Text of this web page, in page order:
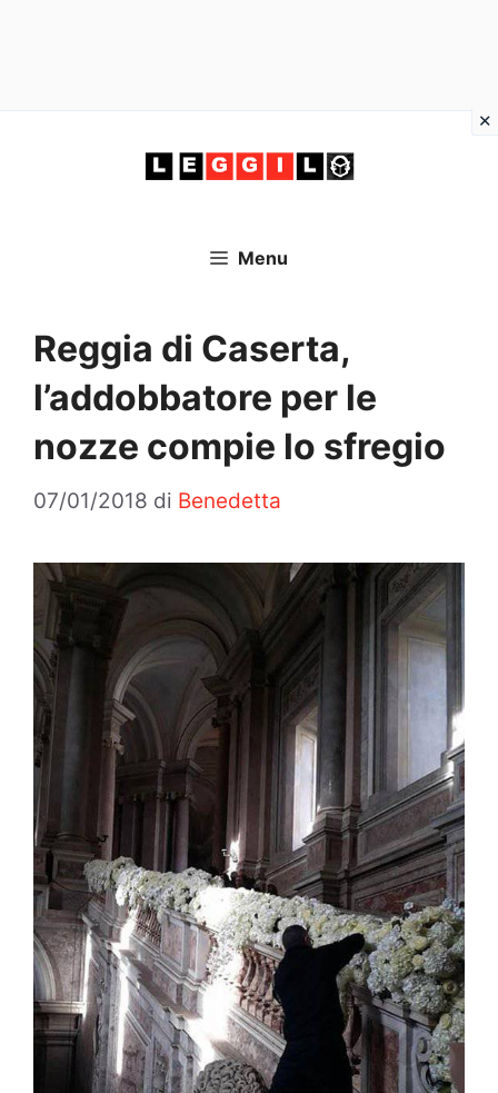
Menu
Reggia di Caserta,
l’addobbatore per le
nozze compie lo sfregio
07/01/2018 di Benedetta